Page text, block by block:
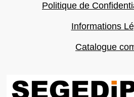
Politique de
Informations
Catalogue